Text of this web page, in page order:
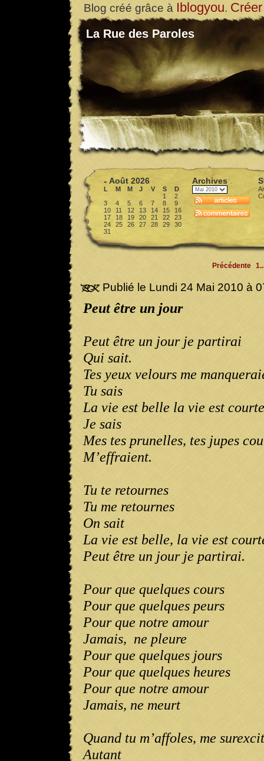
Blog créé grâce à Iblogyou.
La Rue des Paroles
« Août 2026
L M M J V S
D
1
2
3
4 5 6 7 8
9
10
11 12 13 14 15
16
17
18 19 20 21 22
23
24
25 26 27 28 29
30
31
Archives
Précédente
Publié le Lundi 24 Mai 2010 à
Peut être un jour
Peut être un jour je partirai
Qui sait.
Tes yeux velours me
Tu sais
La vie est belle la vie est courte
Je sais
Mes tes prunelles, tes jupes
M’effraient.
Tu te retournes
Tu me retournes
On sait
La vie est belle, la vie est
Peut être un jour je partirai.
Pour que quelques cours
Pour que quelques peurs
Pour que notre amour
Jamais, ne pleure
Pour que quelques jours
Pour que quelques heures
Pour que notre amour
Jamais, ne meurt
Quand tu m’affoles, me
Autant